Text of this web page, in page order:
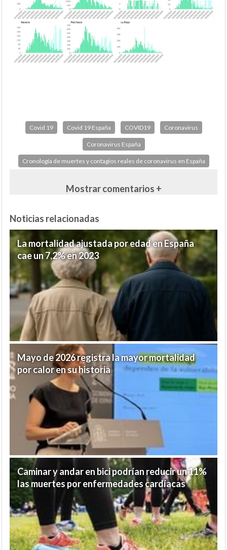
Covid 19 Covid 19 España COVID19 Coronavirus
Coronavirus España
Cronología de muertes y contagios reales de coronavirus en España
Mostrar comentarios +
Noticias relacionadas
La mortalidad ajustada por edad en España
cae un 7,2% en 2023
Mayo de 2026 registra la mayor mortalidad
por calor en su historia
Caminar y andar en bici podrían reducir un 11%
las muertes por enfermedades cardíacas